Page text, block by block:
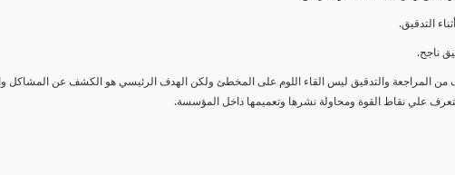
من المراجعة والتدقيق ليس القاء اللوم على المخطئ ولكن الهدف الرئيسي هو الكشف عن المشاكل
علي نقاط القوة ومحاولة نشرها وتعميمها داخل المؤسسة.